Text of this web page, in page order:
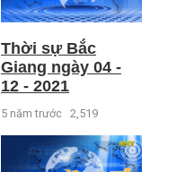
Thời sự Bắc
Giang ngày 04 -
12 - 2021
5 năm trước 2,519